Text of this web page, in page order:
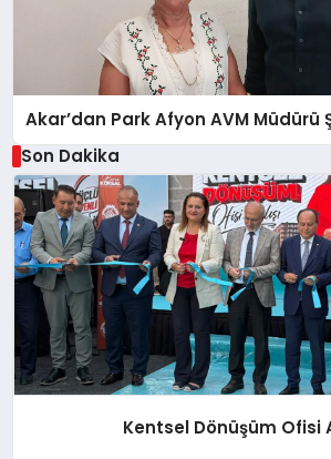
Akar’dan Park Afyon AVM Müdürü
Son Dakika
Kentsel Dönüşüm Ofisi